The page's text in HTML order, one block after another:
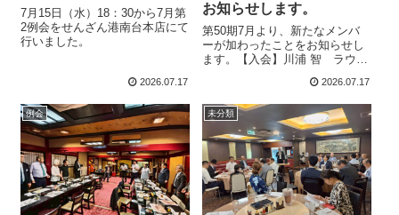
7月15日（水）18：30から7月第
2例会をせんざん港南台本店にて
行いました。
2026.07.17
お知らせします。
第50期7月より、新たなメンバ
ーが加わったことをお知らせし
ます。【入会】川浦 智 ラウン
例会にて入会式が行われまし
た。当クラブメンバー一覧はこ
ちら
2026.07.17
例会 未分類